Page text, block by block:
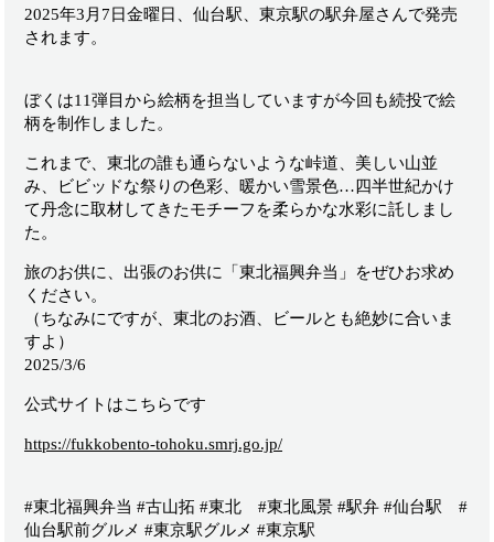
2025年3月7日金曜日、仙台駅、東京駅の駅弁屋さんで発売
されます。
ぼくは11弾目から絵柄を担当していますが今回も続投で絵
柄を制作しました。
これまで、東北の誰も通らないような峠道、美しい山並
み、ビビッドな祭りの色彩、暖かい雪景色…四半世紀かけ
て丹念に取材してきたモチーフを柔らかな水彩に託しまし
た。
旅のお供に、出張のお供に「東北福興弁当」をぜひお求め
ください。
（ちなみにですが、東北のお酒、ビールとも絶妙に合いま
すよ）
2025/3/6
公式サイトはこちらです
https://fukkobento-tohoku.smrj.go.jp/
#東北福興弁当 #古山拓 #東北 #東北風景 #駅弁 #仙台駅 #
仙台駅前グルメ #東京駅グルメ #東京駅